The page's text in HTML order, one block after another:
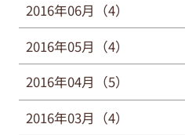
2016年06月（4）
2016年05月（4）
2016年04月（5）
2016年03月（4）